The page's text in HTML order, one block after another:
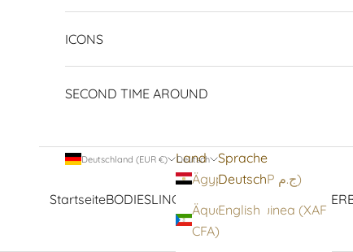
StartseiteBODIESLINGERIE
ICONS
SECOND TIME AROUND
Deutschland (EUR €)
Land
Ägypten (EGP ج.م)
Äquatorialguinea (XAF
CFA)
Deutsch
Sprache
Deutsch
English